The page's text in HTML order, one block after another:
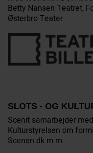
Betty Nansen Teatret,
Østerbro Teater
SLOTS - OG
Scenit samarbejder
Kulturstyrelsen om
Scenen.dk m.m.